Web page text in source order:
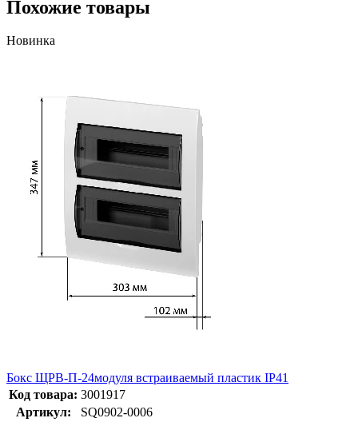
Похожие товары
Новинка
Бокс ЩРВ-П-24модуля встраиваемый пластик IP41
Код товара: 3001917
Артикул:
SQ0902-0006